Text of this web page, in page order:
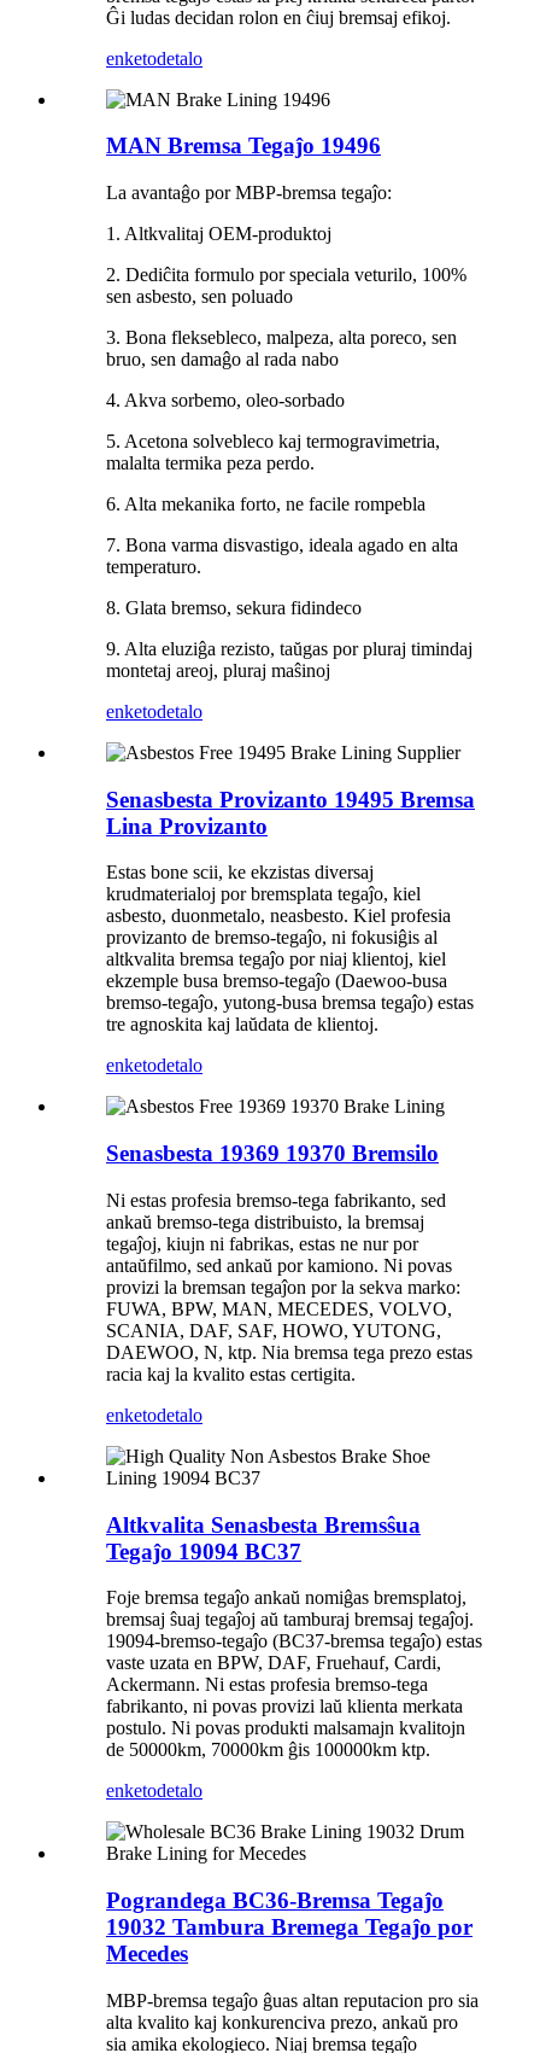
Ĝi ludas decidan rolon en ĉiuj bremsaj efikoj.
enketodetalo
MAN Bremsa Tegaĵo 19496
La avantaĝo por MBP-bremsa tegaĵo:
1. Altkvalitaj OEM-produktoj
2. Dediĉita formulo por speciala veturilo, 100%
sen asbesto, sen poluado
3. Bona fleksebleco, malpeza, alta poreco, sen
bruo, sen damaĝo al rada nabo
4. Akva sorbemo, oleo-sorbado
5. Acetona solvebleco kaj termogravimetria,
malalta termika peza perdo.
6. Alta mekanika forto, ne facile rompebla
7. Bona varma disvastigo, ideala agado en alta
temperaturo.
8. Glata bremso, sekura fidindeco
9. Alta eluziĝa rezisto, taŭgas por pluraj timindaj
montetaj areoj, pluraj maŝinoj
enketodetalo
Senasbesta Provizanto 19495 Bremsa
Lina Provizanto
Estas bone scii, ke ekzistas diversaj
krudmaterialoj por bremsplata tegaĵo, kiel
asbesto, duonmetalo, neasbesto. Kiel profesia
provizanto de bremso-tegaĵo, ni fokusiĝis al
altkvalita bremsa tegaĵo por niaj klientoj, kiel
ekzemple busa bremso-tegaĵo (Daewoo-busa
bremso-tegaĵo, yutong-busa bremsa tegaĵo) estas
tre agnoskita kaj laŭdata de klientoj.
enketodetalo
Senasbesta 19369 19370 Bremsilo
Ni estas profesia bremso-tega fabrikanto, sed
ankaŭ bremso-tega distribuisto, la bremsaj
tegaĵoj, kiujn ni fabrikas, estas ne nur por
antaŭfilmo, sed ankaŭ por kamiono. Ni povas
provizi la bremsan tegaĵon por la sekva marko:
FUWA, BPW, MAN, MECEDES, VOLVO,
SCANIA, DAF, SAF, HOWO, YUTONG,
DAEWOO, N, ktp. Nia bremsa tega prezo estas
racia kaj la kvalito estas certigita.
enketodetalo
Altkvalita Senasbesta Bremsŝua
Tegaĵo 19094 BC37
Foje bremsa tegaĵo ankaŭ nomiĝas bremsplatoj,
bremsaj ŝuaj tegaĵoj aŭ tamburaj bremsaj tegaĵoj.
19094-bremso-tegaĵo (BC37-bremsa tegaĵo) estas
vaste uzata en BPW, DAF, Fruehauf, Cardi,
Ackermann. Ni estas profesia bremso-tega
fabrikanto, ni povas provizi laŭ klienta merkata
postulo. Ni povas produkti malsamajn kvalitojn
de 50000km, 70000km ĝis 100000km ktp.
enketodetalo
Pograndega BC36-Bremsa Tegaĵo
19032 Tambura Bremega Tegaĵo por
Mecedes
MBP-bremsa tegaĵo ĝuas altan reputacion pro sia
alta kvalito kaj konkurenciva prezo, ankaŭ pro
sia amika ekologieco. Niaj bremsa tegaĵo